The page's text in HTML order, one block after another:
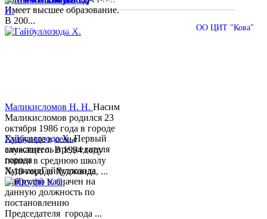
Имеет высшее образование.
В 200...
Гайбуллозода Х.Первый
заместитель председателя
города
ХуджандГайбуллозода
Хайрулло назначен на
данную должность по
постановлению
Председателя города ...
Маликисломов Н. Н. Насим
Маликисломов родился 23
октября 1986 года в городе
Худжанде в семье
служащего. В 1994 году
пошел в среднюю школу
№18 города Худжанда, ...
© 2013-2018 Разработчик и техническая поддержка ОО ЦИТ "Кова"